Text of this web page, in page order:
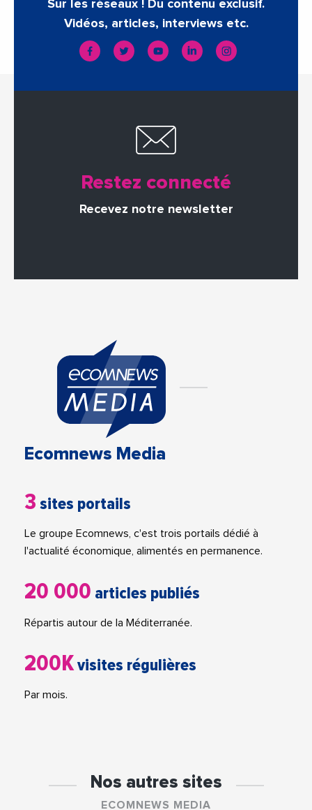
Sur les réseaux ! Du contenu exclusif.
Vidéos, articles, interviews etc.
Restez connecté
Recevez notre newsletter
Ecomnews Media
3 sites portails
Le groupe Ecomnews, c'est trois portails dédié à
l'actualité économique, alimentés en permanence.
20 000 articles publiés
Répartis autour de la Méditerranée.
200Kvisites régulières
Par mois.
Nos autres sites
ECOMNEWS MEDIA